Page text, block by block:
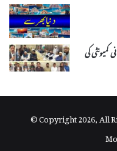
کی
© Copyright 2026, All